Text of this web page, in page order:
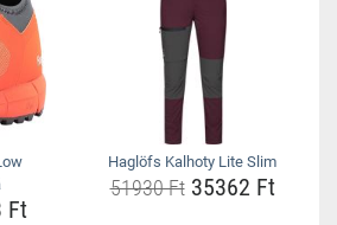
Ft
Haglöfs Kalhoty Lite Slim
51930 Ft35362 Ft